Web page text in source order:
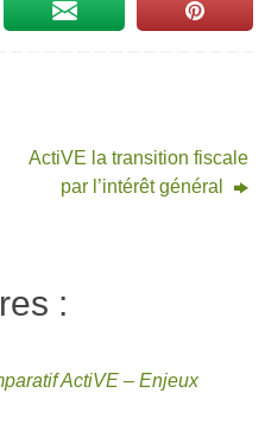
ActiVE la transition fiscale
par l’intérêt général
:
ActiVE – Enjeux